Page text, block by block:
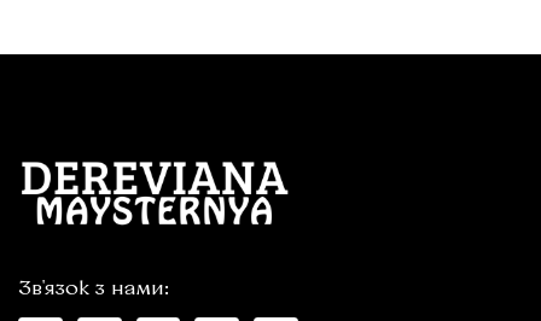
Зв'язок з нами: